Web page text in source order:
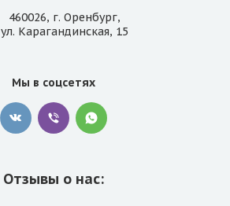
460026, г. Оренбург,
ул. Карагандинская, 15
Мы в соцсетях
Отзывы о нас: